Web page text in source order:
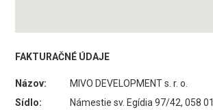
FAKTURAČNÉ ÚDAJE
Názov:
MIVO DEVELOPMENT s. r. o.
Sídlo:
Námestie sv. Egídia 97/42, 058